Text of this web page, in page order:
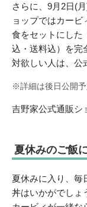
さらに、9月2日(
ョップではカービ
食をセットにした
込・送料込）を完
対欲しい人は、公
※詳細は後日公開
吉野家公式通販シ
夏休みのご飯
夏休みに入り、毎
丼はいかがでしょ